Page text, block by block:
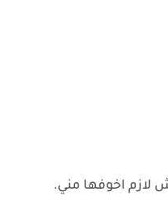
اخوفها مني.